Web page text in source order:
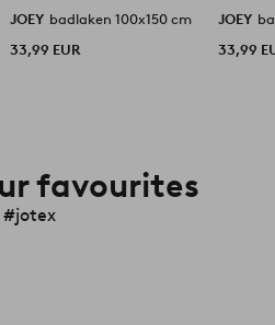
JOEY badlaken 100x150 cm
33,99 EUR
JOEY
33,99
favourites
#jotex